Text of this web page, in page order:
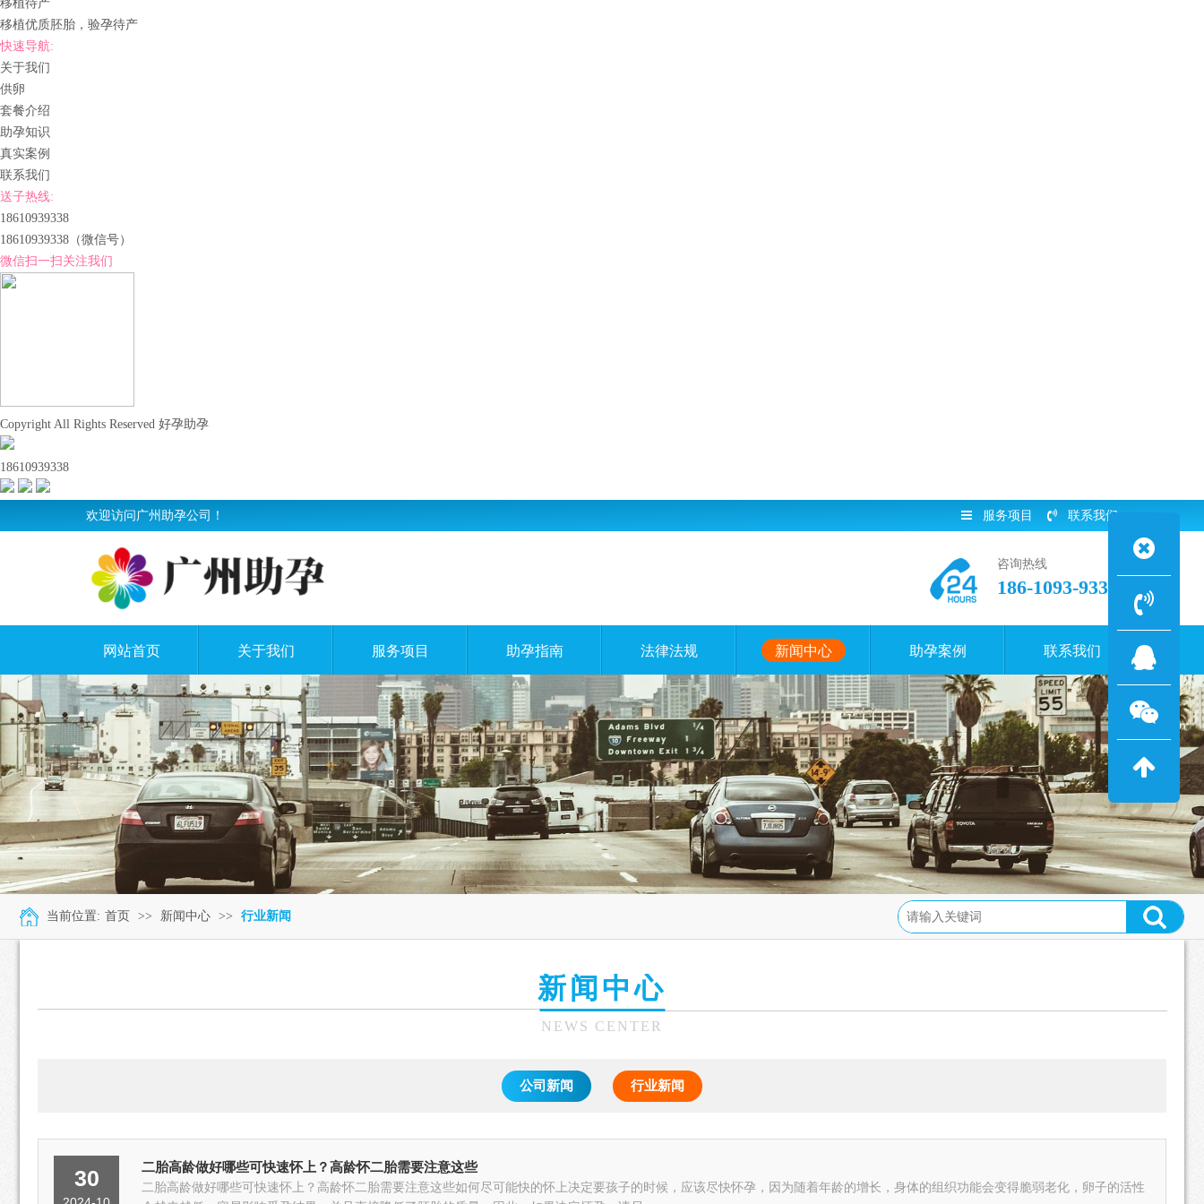
移植待产
移植优质胚胎，验孕待产
快速导航:
关于我们
供卵
套餐介绍
助孕知识
真实案例
联系我们
送子热线:
18610939338
18610939338 （微信号）
微信扫一扫关注我们
Copyright All Rights Reserved 好孕助孕
18610939338
欢迎访问广州助孕公司！ 服务项目 联系我们
咨询热线
186-1093-9338
网站首页 关于我们 服务项目 助孕指南 法律法规 新闻中心 助孕案例 联系我们
当前位置: 首页 >> 新闻中心 >> 行业新闻
新闻中心
NEWS CENTER
公司新闻 行业新闻
30 二胎高龄做好哪些可快速怀上？高龄怀二胎需要注意这些
二胎高龄做好哪些可快速怀上？高龄怀二胎需要注意这些如何尽可能快的怀上决定要孩子的时候，应该尽快怀孕，因为随着年龄的增长，身体的组织功能会变得脆弱老化，卵子的活性